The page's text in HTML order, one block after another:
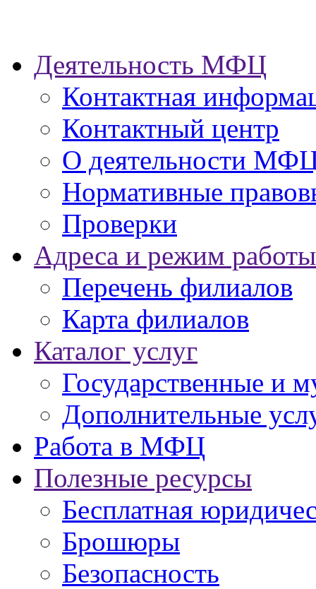
Деятельность МФЦ
Контактная
Контактный центр
О деятельности
Нормативные
Проверки
Адреса и режим работы
Перечень филиалов
Карта филиалов
Каталог услуг
Государственные и
Дополнительные
Работа в МФЦ
Полезные ресурсы
Бесплатная
Брошюры
Безопасность